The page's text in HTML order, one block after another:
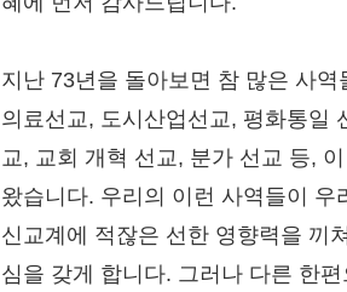
지난 73년을 돌아보면 참 많은 사
의료선교, 도시산업선교, 평화통일
교, 교회 개혁 선교, 분가 선교 등,
왔습니다. 우리의 이런 사역들이 우
신교계에 적잖은 선한 영향력을 끼
심을 갖게 합니다. 그러나 다른 한